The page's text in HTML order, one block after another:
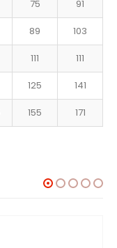
75 91
89 103
111 111
125 141
155 171